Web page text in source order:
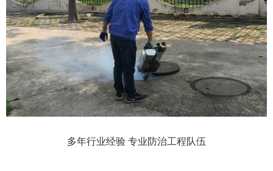
多年行业经验 专业防治工程队伍